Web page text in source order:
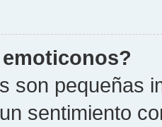
son pequeñas
sentimiento